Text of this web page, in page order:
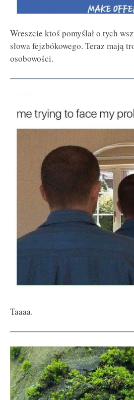
Wreszcie ktoś pomyślał o tych
słowa fejzbókowego. Teraz mają
osobowości.
Taaaa.